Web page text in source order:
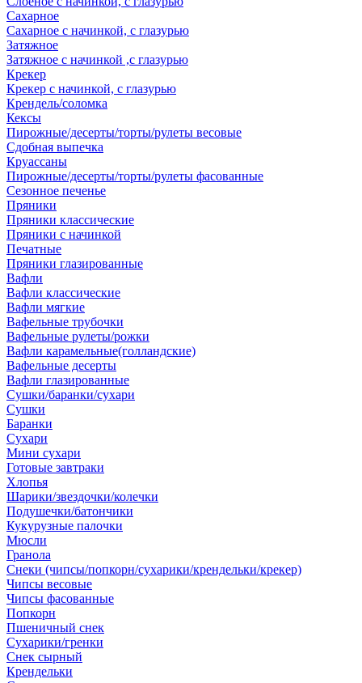
Сахарное
Сахарное с начинкой, с глазурью
Затяжное
Затяжное с начинкой ,с глазурью
Крекер
Крекер с начинкой, с глазурью
Крендель/соломка
Кексы
Пирожные/десерты/торты/рулеты весовые
Сдобная выпечка
Круассаны
Пирожные/десерты/торты/рулеты фасованные
Сезонное печенье
Пряники
Пряники классические
Пряники с начинкой
Печатные
Пряники глазированные
Вафли
Вафли классические
Вафли мягкие
Вафельные трубочки
Вафельные рулеты/рожки
Вафли карамельные(голландские)
Вафельные десерты
Вафли глазированные
Сушки/баранки/сухари
Сушки
Баранки
Сухари
Мини сухари
Готовые завтраки
Хлопья
Шарики/звездочки/колечки
Подушечки/батончики
Кукурузные палочки
Мюсли
Гранола
Снеки (чипсы/попкорн/сухарики/крендельки/крекер)
Чипсы весовые
Чипсы фасованные
Попкорн
Пшеничный снек
Сухарики/гренки
Снек сырный
Крендельки